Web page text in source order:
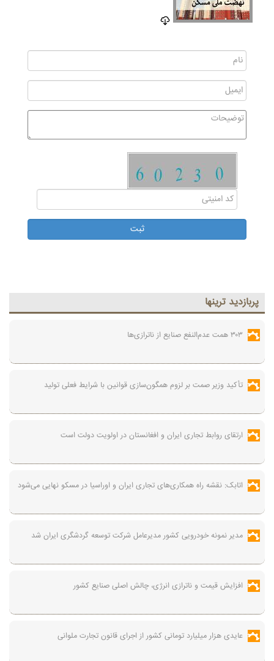
پربازديد ترينها
۳۰۳ همت عدم‌النفع صنایع از ناترازی‌ها
تأکید وزیر صمت بر لزوم همگون‌سازی قوانین با شرایط فعلی تولید
ارتقای روابط تجاری ایران و افغانستان در اولویت دولت است
اتابک: نقشه راه همکاری‌های تجاری ایران و اوراسیا در مسکو نهایی می‌شود
مدیر نمونه خودرویی کشور مدیرعامل شرکت توسعه گردشگری ایران شد
افزایش قیمت و ناترازی انرژی، چالش اصلی صنایع کشور
عایدی هزار میلیارد تومانی کشور از اجرای قانون تجارت ملوانی